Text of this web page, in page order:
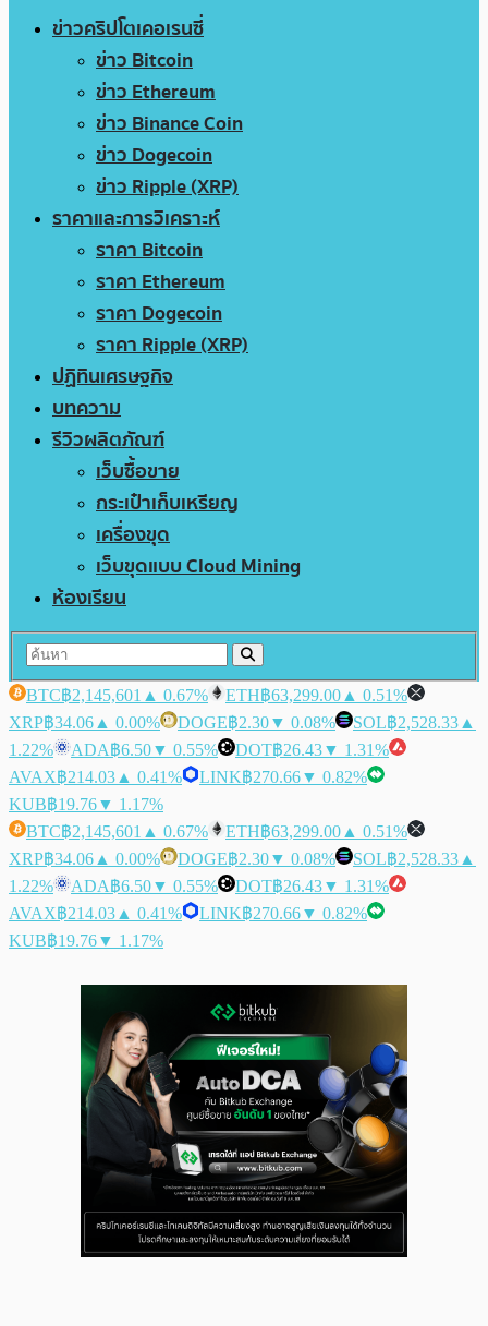
ข่าวคริปโตเคอเรนซี่
ข่าว Bitcoin
ข่าว Ethereum
ข่าว Binance Coin
ข่าว Dogecoin
ข่าว Ripple (XRP)
ราคาและการวิเคราะห์
ราคา Bitcoin
ราคา Ethereum
ราคา Dogecoin
ราคา Ripple (XRP)
ปฏิทินเศรษฐกิจ
บทความ
รีวิวผลิตภัณฑ์
เว็บซื้อขาย
กระเป๋าเก็บเหรียญ
เครื่องขุด
เว็บขุดแบบ Cloud Mining
ห้องเรียน
BTC฿2,145,601 ▲ 0.67% ETH฿63,299.00 ▲ 0.51%
XRP฿34.06 ▲ 0.00% DOGE฿2.30▼ 0.08% SOL฿2,528.33 ▲
1.22%
ADA฿6.50▼ 0.55% DOT฿26.43▼ 1.31%
AVAX฿214.03 ▲ 0.41% LINK฿270.66▼ 0.82%
KUB฿19.76▼ 1.17%
BTC฿2,145,601 ▲ 0.67% ETH฿63,299.00 ▲ 0.51%
XRP฿34.06 ▲ 0.00% DOGE฿2.30▼ 0.08% SOL฿2,528.33 ▲
1.22%
ADA฿6.50▼ 0.55% DOT฿26.43▼ 1.31%
AVAX฿214.03 ▲ 0.41% LINK฿270.66▼ 0.82%
KUB฿19.76▼ 1.17%